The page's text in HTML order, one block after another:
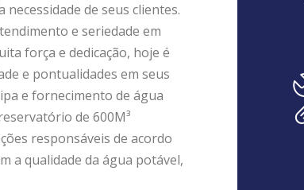
de seus clientes.
e seriedade em
força e dedicação, hoje é
e pontualidades em seus
e fornecimento de água
de 600M³
responsáveis de acordo
a qualidade da água potável,